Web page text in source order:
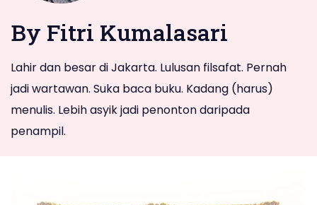
By Fitri Kumalasari
Lahir dan besar di Jakarta. Lulusan filsafat. Pernah
jadi wartawan. Suka baca buku. Kadang (harus)
menulis. Lebih asyik jadi penonton daripada
penampil.